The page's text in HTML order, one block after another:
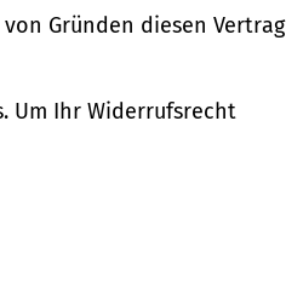
Gründen diesen Vertrag
Um Ihr Widerrufsrecht